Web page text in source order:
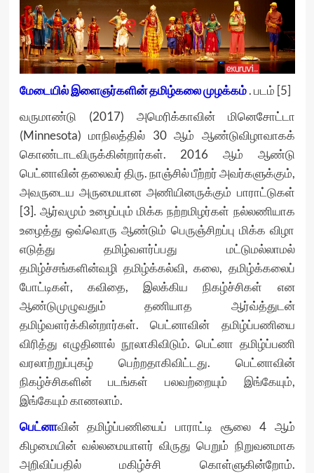
மேடையில் இளைஞர்களின் தமிழ்கலை முழக்கம். படம் [5]
வருமாண்டு (2017) அமெரிக்காவின் மினெசோட்டா
(Minnesota) மாநிலத்தில் 30 ஆம் ஆண்டுவிழாவாகக்
கொண்டாடவிருக்கின்றார்கள். 2016 ஆம் ஆண்டு
பெட்னாவின் தலைவர் திரு. நாஞ்சில் பீற்றர் அவர்களுக்கும்,
அவருடைய அருமையான அணியினருக்கும் பாராட்டுகள்
[3]. ஆர்வமும் உழைப்பும் மிக்க நற்றமிழர்கள் நல்லணியாக
உழைத்து ஒவ்வொரு ஆண்டும் பெருஞ்சிறப்பு மிக்க விழா
எடுத்து தமிழ்வளர்ப்பது மட்டுமல்லாமல்
தமிழ்ச்சங்களின்வழி தமிழ்க்கல்வி, கலை, தமிழ்க்கலைப்
போட்டிகள், கவிதை, இலக்கிய நிகழ்ச்சிகள் என
ஆண்டுமுழுவதும் தணியாத ஆர்வ்த்துடன்
தமிழ்வளர்க்கின்றார்கள். பெட்னாவின் தமிழ்ப்பணியை
விரித்து எழுதினால் நூலாகிவிடும். பெட்னா தமிழ்ப்பணி
வரலாற்றுப்புகழ் பெற்றதாகிவிட்டது. பெட்னாவின்
நிகழ்ச்சிகளின் படங்கள் பலவற்றையும் இங்கேயும்,
இங்கேயும்காணலாம்.
பெட்னாவின் தமிழ்ப்பணியைப் பாராட்டி சூலை 4 ஆம்
கிழமையின் வல்லமையாளர் விருது பெறும் நிறுவனமாக
அறிவிப்பதில் மகிழ்ச்சி கொள்ளுகின்றோம்.